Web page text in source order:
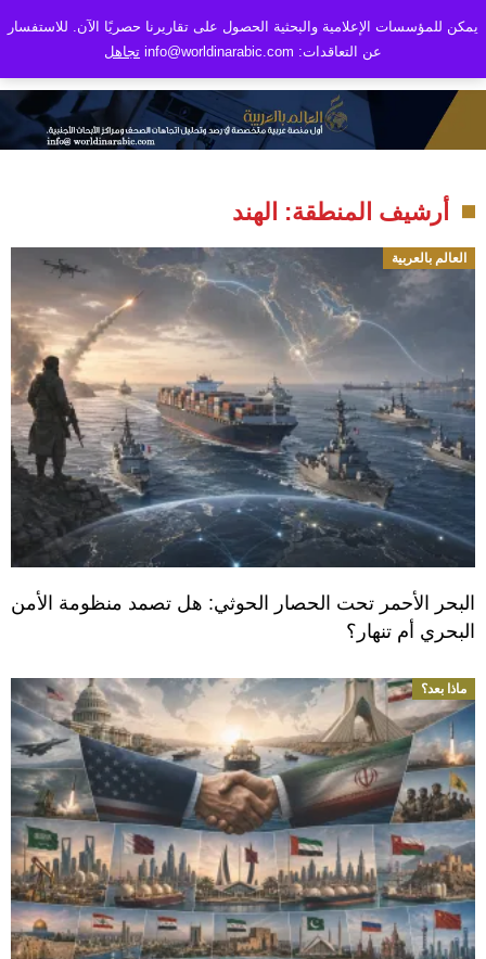
أرشيف المنطقة: الهند
العالم بالعربية
البحر الأحمر تحت الحصار الحوثي: هل تصمد منظومة الأمن
البحري أم تنهار؟
ماذا بعد؟
يمكن للمؤسسات الإعلامية والبحثية الحصول على تقاريرنا حصريًا الآن. للاستفسار
عن التعاقدات: info@worldinarabic.com
تجاهل